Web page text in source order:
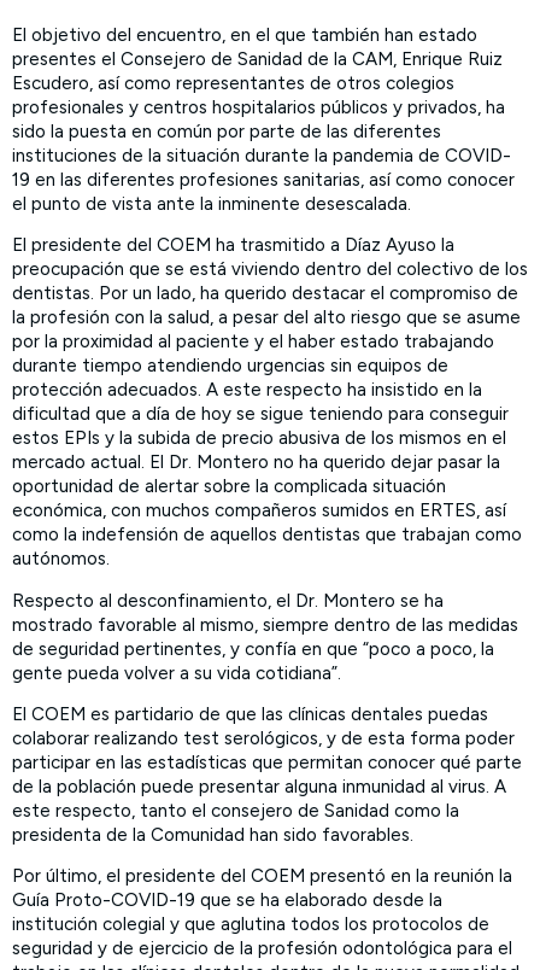
El objetivo del encuentro, en el que también han estado
presentes el Consejero de Sanidad de la CAM, Enrique Ruiz
Escudero, así como representantes de otros colegios
profesionales y centros hospitalarios públicos y privados, ha
sido la puesta en común por parte de las diferentes
instituciones de la situación durante la pandemia de COVID-
19 en las diferentes profesiones sanitarias, así como conocer
el punto de vista ante la inminente desescalada.
El presidente del COEM ha trasmitido a Díaz Ayuso la
preocupación que se está viviendo dentro del colectivo de los
dentistas. Por un lado, ha querido destacar el compromiso de
la profesión con la salud, a pesar del alto riesgo que se asume
por la proximidad al paciente y el haber estado trabajando
durante tiempo atendiendo urgencias sin equipos de
protección adecuados. A este respecto ha insistido en la
dificultad que a día de hoy se sigue teniendo para conseguir
estos EPIs y la subida de precio abusiva de los mismos en el
mercado actual. El Dr. Montero no ha querido dejar pasar la
oportunidad de alertar sobre la complicada situación
económica, con muchos compañeros sumidos en ERTES, así
como la indefensión de aquellos dentistas que trabajan como
autónomos.
Respecto al desconfinamiento, el Dr. Montero se ha
mostrado favorable al mismo, siempre dentro de las medidas
de seguridad pertinentes, y confía en que “poco a poco, la
gente pueda volver a su vida cotidiana”.
El COEM es partidario de que las clínicas dentales puedas
colaborar realizando test serológicos, y de esta forma poder
participar en las estadísticas que permitan conocer qué parte
de la población puede presentar alguna inmunidad al virus. A
este respecto, tanto el consejero de Sanidad como la
presidenta de la Comunidad han sido favorables.
Por último, el presidente del COEM presentó en la reunión la
Guía Proto-COVID-19 que se ha elaborado desde la
institución colegial y que aglutina todos los protocolos de
seguridad y de ejercicio de la profesión odontológica para el